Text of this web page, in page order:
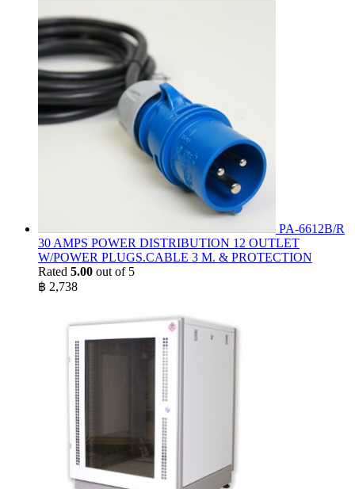
was:
฿ 99,000.฿ 89,000.
PA-6612B/R
30 AMPS POWER DISTRIBUTION 12 OUTLET
W/POWER PLUGS.CABLE 3 M. & PROTECTION
Rated 5.00 out of 5
฿ 2,738